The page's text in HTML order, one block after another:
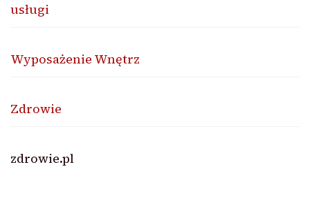
usługi
Wyposażenie Wnętrz
Zdrowie
zdrowie.pl